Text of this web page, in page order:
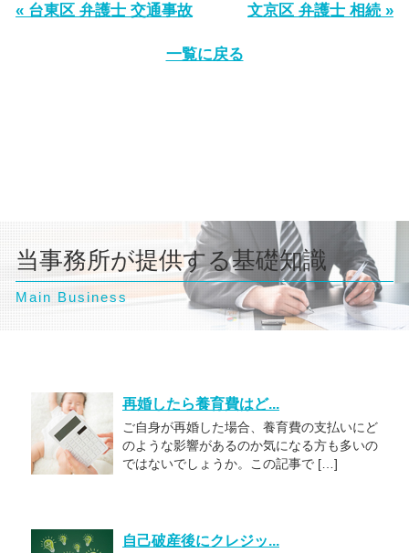
« 台東区 弁護士 交通事故 文京区 弁護士 相続 »
一覧に戻る
当事務所が提供する基礎知識
Main Business
再婚したら養育費はど...
ご自身が再婚した場合、養育費の支払いにど
のような影響があるのか気になる方も多いの
ではないでしょうか。この記事で […]
自己破産後にクレジッ...